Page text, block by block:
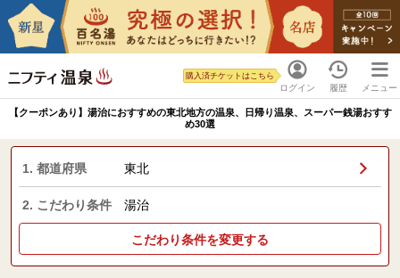
ログイン
購入済チケットはこちら
履歴 メニュー
【クーポンあり】湯治におすすめの東北地方の温泉、日帰り温泉、スーパー銭湯おすす
め30選
1. 都道府県 東北
2. こだわり条件 湯治
こだわり条件を変更する